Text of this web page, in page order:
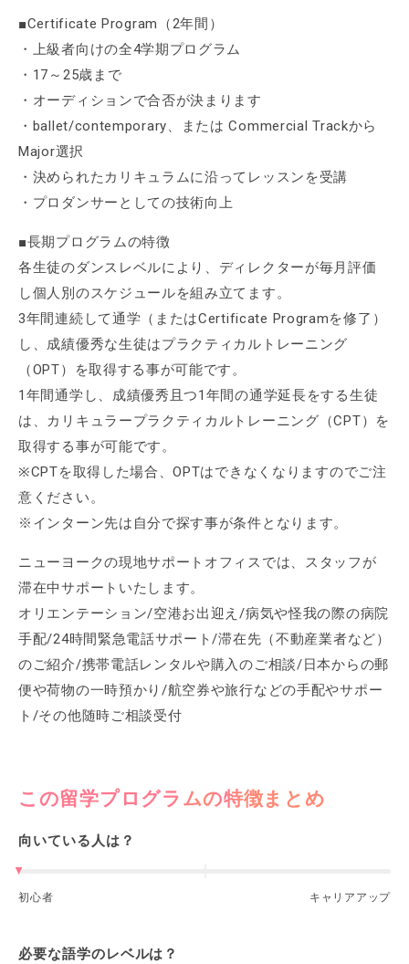
■Certificate Program（2年間）
・上級者向けの全4学期プログラム
・17～25歳まで
・オーディションで合否が決まります
・ballet/contemporary、または Commercial Trackから
Major選択
・決められたカリキュラムに沿ってレッスンを受講
・プロダンサーとしての技術向上
■長期プログラムの特徴
各生徒のダンスレベルにより、ディレクターが毎月評価
し個人別のスケジュールを組み立てます。
3年間連続して通学（またはCertificate Programを修了）
し、成績優秀な生徒はプラクティカルトレーニング
（OPT）を取得する事が可能です。
1年間通学し、成績優秀且つ1年間の通学延長をする生徒
は、カリキュラープラクティカルトレーニング（CPT）を
取得する事が可能です。
※CPTを取得した場合、OPTはできなくなりますのでご注
意ください。
※インターン先は自分で探す事が条件となります。
ニューヨークの現地サポートオフィスでは、スタッフが
滞在中サポートいたします。
オリエンテーション/空港お出迎え/病気や怪我の際の病院
手配/24時間緊急電話サポート/滞在先（不動産業者など）
のご紹介/携帯電話レンタルや購入のご相談/日本からの郵
便や荷物の一時預かり/航空券や旅行などの手配やサポー
ト/その他随時ご相談受付
この留学プログラムの特徴まとめ
向いている人は？
初心者 キャリアアップ
必要な語学のレベルは？